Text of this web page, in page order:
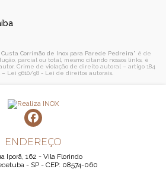
Corrimão de Inox para Parede Pedreira" é de
parcial ou total, mesmo citando nossos links, é
Crime de violação de direito autoral – artigo 184
– Lei 9610/98 - Lei de direitos autorais.
ENDEREÇO
Iporã, 162 - Vila Florindo
- SP - CEP: 08574-060